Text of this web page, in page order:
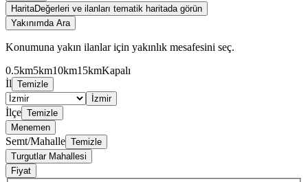
HaritaDeğerleri ve ilanları tematik haritada görün
Yakınımda Ara
Konumuna yakın ilanlar için yakınlık mesafesini seç.
0.5km5km10km15kmKapalı
İl Temizle
İzmir
İlçe Temizle
Menemen
Semt/Mahalle Temizle
Turgutlar Mahallesi
Fiyat